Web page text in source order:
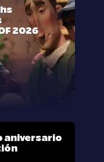
2026
aniversario